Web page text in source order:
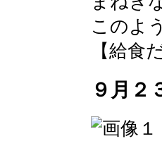
このよ
【給食
９月２